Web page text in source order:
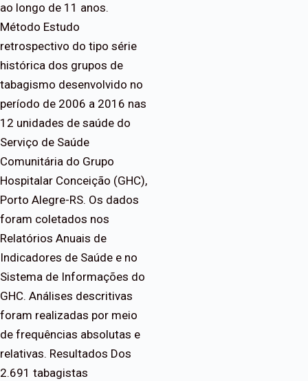
ao longo de 11 anos.
Método Estudo
retrospectivo do tipo série
histórica dos grupos de
tabagismo desenvolvido no
período de 2006 a 2016 nas
12 unidades de saúde do
Serviço de Saúde
Comunitária do Grupo
Hospitalar Conceição (GHC),
Porto Alegre-RS. Os dados
foram coletados nos
Relatórios Anuais de
Indicadores de Saúde e no
Sistema de Informações do
GHC. Análises descritivas
foram realizadas por meio
de frequências absolutas e
relativas. Resultados Dos
2.691 tabagistas